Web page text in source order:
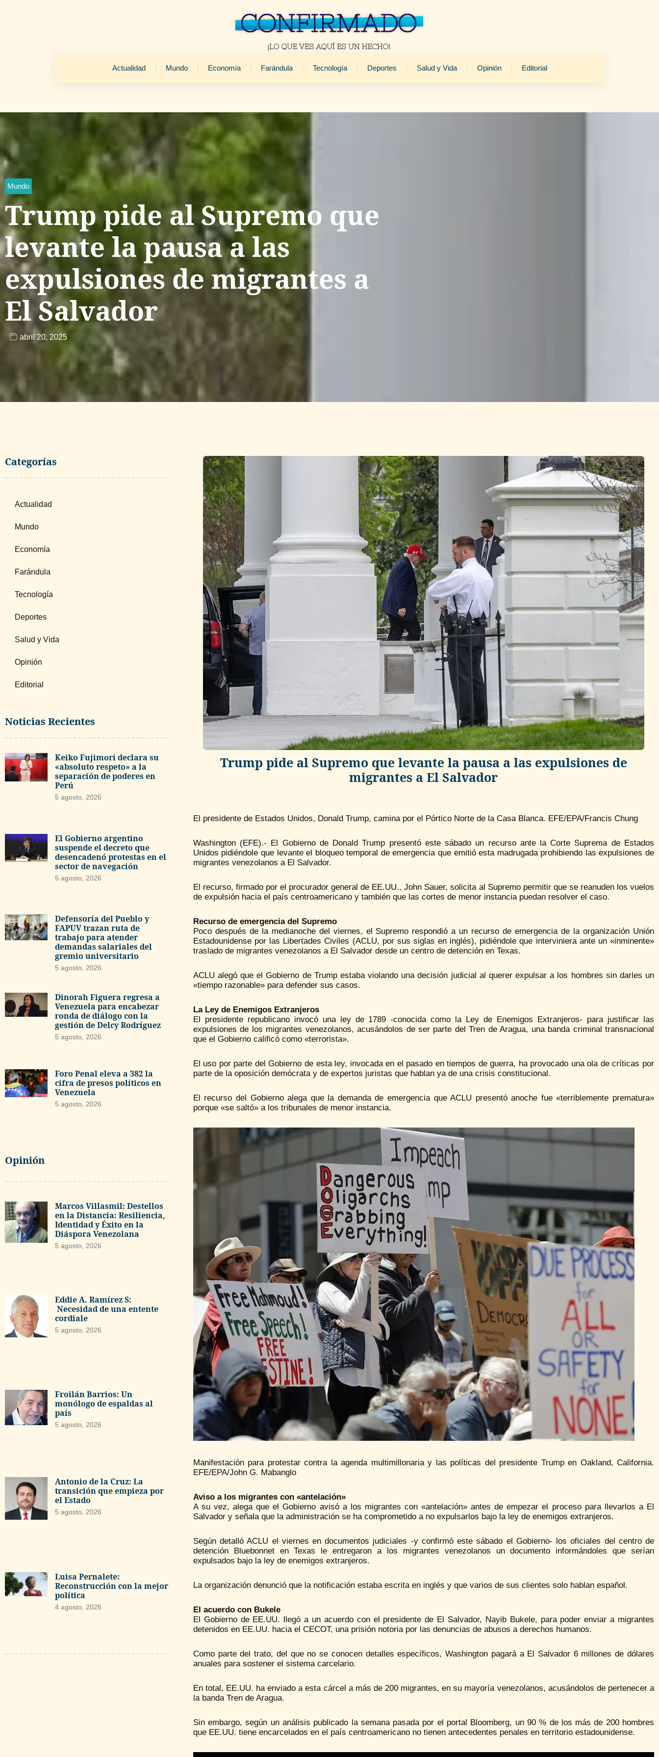
Actualidad Mundo Economía Farándula Tecnología Deportes Salud y Vida Opinión Editorial
Mundo
Trump pide al Supremo que
levante la pausa a las
expulsiones de migrantes a
El Salvador
abril 20, 2025
Categorías
Actualidad
Mundo
Economía
Farándula
Tecnología
Deportes
Salud y Vida
Opinión
Editorial
Noticias Recientes
Keiko Fujimori declara su
«absoluto respeto» a la
separación de poderes en
Perú
5 agosto, 2026
El Gobierno argentino
suspende el decreto que
desencadenó protestas en el
sector de navegación
5 agosto, 2026
Defensoría del Pueblo y
FAPUV trazan ruta de
trabajo para atender
demandas salariales del
gremio universitario
5 agosto, 2026
Dinorah Figuera regresa a
Venezuela para encabezar
ronda de diálogo con la
gestión de Delcy Rodríguez
5 agosto, 2026
Foro Penal eleva a 382 la
cifra de presos políticos en
Venezuela
5 agosto, 2026
Opinión
Marcos Villasmil: Destellos
en la Distancia: Resiliencia,
Identidad y Éxito en la
Diáspora Venezolana
5 agosto, 2026
Eddie A. Ramírez S:
Necesidad de una entente
cordiale
5 agosto, 2026
Froilán Barrios: Un
monólogo de espaldas al
país
5 agosto, 2026
Antonio de la Cruz: La
transición que empieza por
el Estado
5 agosto, 2026
Luisa Pernalete:
Reconstrucción con la mejor
política
4 agosto, 2026
Trump pide al Supremo que levante la pausa a las expulsiones de
migrantes a El Salvador
El presidente de Estados Unidos, Donald Trump, camina por el Pórtico Norte de la Casa Blanca. EFE/EPA/Francis Chung
Washington (EFE).- El Gobierno de Donald Trump presentó este sábado un recurso ante la Corte Suprema de Estados
Unidos pidiéndole que levante el bloqueo temporal de emergencia que emitió esta madrugada prohibiendo las expulsiones de
migrantes venezolanos a El Salvador.
El recurso, firmado por el procurador general de EE.UU., John Sauer, solicita al Supremo permitir que se reanuden los vuelos
de expulsión hacia el país centroamericano y también que las cortes de menor instancia puedan resolver el caso.
Recurso de emergencia del Supremo
Poco después de la medianoche del viernes, el Supremo respondió a un recurso de emergencia de la organización Unión
Estadounidense por las Libertades Civiles (ACLU, por sus siglas en inglés), pidiéndole que interviniera ante un «inminente»
traslado de migrantes venezolanos a El Salvador desde un centro de detención en Texas.
ACLU alegó que el Gobierno de Trump estaba violando una decisión judicial al querer expulsar a los hombres sin darles un
«tiempo razonable» para defender sus casos.
La Ley de Enemigos Extranjeros
El presidente republicano invocó una ley de 1789 -conocida como la Ley de Enemigos Extranjeros- para justificar las
expulsiones de los migrantes venezolanos, acusándolos de ser parte del Tren de Aragua, una banda criminal transnacional
que el Gobierno calificó como «terrorista».
El uso por parte del Gobierno de esta ley, invocada en el pasado en tiempos de guerra, ha provocado una ola de críticas por
parte de la oposición demócrata y de expertos juristas que hablan ya de una crisis constitucional.
El recurso del Gobierno alega que la demanda de emergencia que ACLU presentó anoche fue «terriblemente prematura»
porque «se saltó» a los tribunales de menor instancia.
Manifestación para protestar contra la agenda multimillonaria y las políticas del presidente Trump en Oakland, California.
EFE/EPA/John G. Mabanglo
Aviso a los migrantes con «antelación»
A su vez, alega que el Gobierno avisó a los migrantes con «antelación» antes de empezar el proceso para llevarlos a El
Salvador y señala que la administración se ha comprometido a no expulsarlos bajo la ley de enemigos extranjeros.
Según detalló ACLU el viernes en documentos judiciales -y confirmó este sábado el Gobierno- los oficiales del centro de
detención Bluebonnet en Texas le entregaron a los migrantes venezolanos un documento informándoles que serían
expulsados bajo la ley de enemigos extranjeros.
La organización denunció que la notificación estaba escrita en inglés y que varios de sus clientes solo hablan español.
El acuerdo con Bukele
El Gobierno de EE.UU. llegó a un acuerdo con el presidente de El Salvador, Nayib Bukele, para poder enviar a migrantes
detenidos en EE.UU. hacia el CECOT, una prisión notoria por las denuncias de abusos a derechos humanos.
Como parte del trato, del que no se conocen detalles específicos, Washington pagará a El Salvador 6 millones de dólares
anuales para sostener el sistema carcelario.
En total, EE.UU. ha enviado a esta cárcel a más de 200 migrantes, en su mayoría venezolanos, acusándolos de pertenecer a
la banda Tren de Aragua.
Sin embargo, según un análisis publicado la semana pasada por el portal Bloomberg, un 90 % de los más de 200 hombres
que EE.UU. tiene encarcelados en el país centroamericano no tienen antecedentes penales en territorio estadounidense.